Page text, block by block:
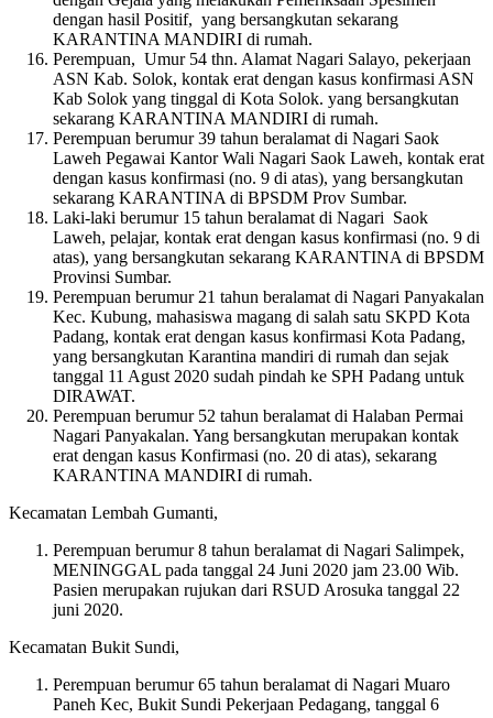
dengan hasil Positif, yang bersangkutan sekarang
KARANTINA MANDIRI di rumah.
Perempuan, Umur 54 thn. Alamat Nagari Salayo, pekerjaan
ASN Kab. Solok, kontak erat dengan kasus konfirmasi ASN
Kab Solok yang tinggal di Kota Solok. yang bersangkutan
sekarang KARANTINA MANDIRI di rumah.
Perempuan berumur 39 tahun beralamat di Nagari Saok
Laweh Pegawai Kantor Wali Nagari Saok Laweh, kontak erat
dengan kasus konfirmasi (no. 9 di atas), yang bersangkutan
sekarang KARANTINA di BPSDM Prov Sumbar.
Laki-laki berumur 15 tahun beralamat di Nagari Saok
Laweh, pelajar, kontak erat dengan kasus konfirmasi (no. 9 di
atas), yang bersangkutan sekarang KARANTINA di BPSDM
Provinsi Sumbar.
Perempuan berumur 21 tahun beralamat di Nagari Panyakalan
Kec. Kubung, mahasiswa magang di salah satu SKPD Kota
Padang, kontak erat dengan kasus konfirmasi Kota Padang,
yang bersangkutan Karantina mandiri di rumah dan sejak
tanggal 11 Agust 2020 sudah pindah ke SPH Padang untuk
DIRAWAT.
Perempuan berumur 52 tahun beralamat di Halaban Permai
Nagari Panyakalan. Yang bersangkutan merupakan kontak
erat dengan kasus Konfirmasi (no. 20 di atas), sekarang
KARANTINA MANDIRI di rumah.
Kecamatan Lembah Gumanti,
Perempuan berumur 8 tahun beralamat di Nagari Salimpek,
MENINGGAL pada tanggal 24 Juni 2020 jam 23.00 Wib.
Pasien merupakan rujukan dari RSUD Arosuka tanggal 22
juni 2020.
Kecamatan Bukit Sundi,
Perempuan berumur 65 tahun beralamat di Nagari Muaro
Paneh Kec, Bukit Sundi Pekerjaan Pedagang, tanggal 6